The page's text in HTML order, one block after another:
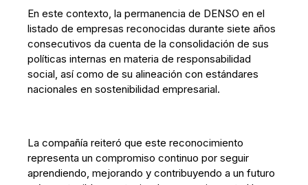
En este contexto, la permanencia de DENSO en el
listado de empresas reconocidas durante siete años
consecutivos da cuenta de la consolidación de sus
políticas internas en materia de responsabilidad
social, así como de su alineación con estándares
nacionales en sostenibilidad empresarial.
La compañía reiteró que este reconocimiento
representa un compromiso continuo por seguir
aprendiendo, mejorando y contribuyendo a un futuro